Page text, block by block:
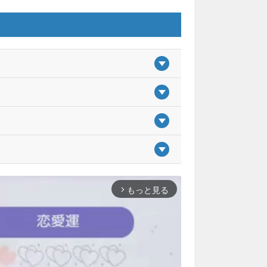
arrow_forward_ios もっと見る